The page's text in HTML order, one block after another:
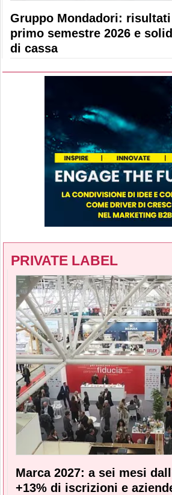
Gruppo Mondadori:
primo semestre 2026 e
di cassa
PRIVATE LABEL
Marca 2027: a sei mesi
+13% di iscrizioni e